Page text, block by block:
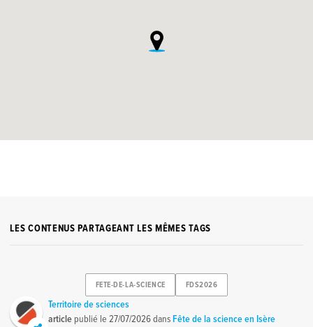
LES CONTENUS PARTAGEANT LES MÊMES TAGS
FETE-DE-LA-SCIENCE FDS2026
Territoire de sciences
article publié le27/07/2026dansFête de la science en Isère